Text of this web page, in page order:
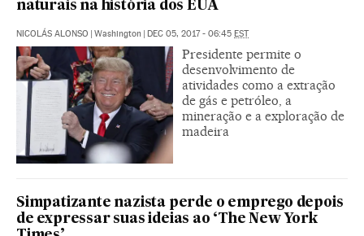
naturais na história dos EUA
NICOLÁS ALONSO | Washington | DEC 05, 2017 - 06:45 EST
Presidente permite o
desenvolvimento de
atividades como a extração
de gás e petróleo, a
mineração e a exploração de
madeira
Simpatizante nazista perde o emprego depois
de expressar suas ideias ao ‘The New York